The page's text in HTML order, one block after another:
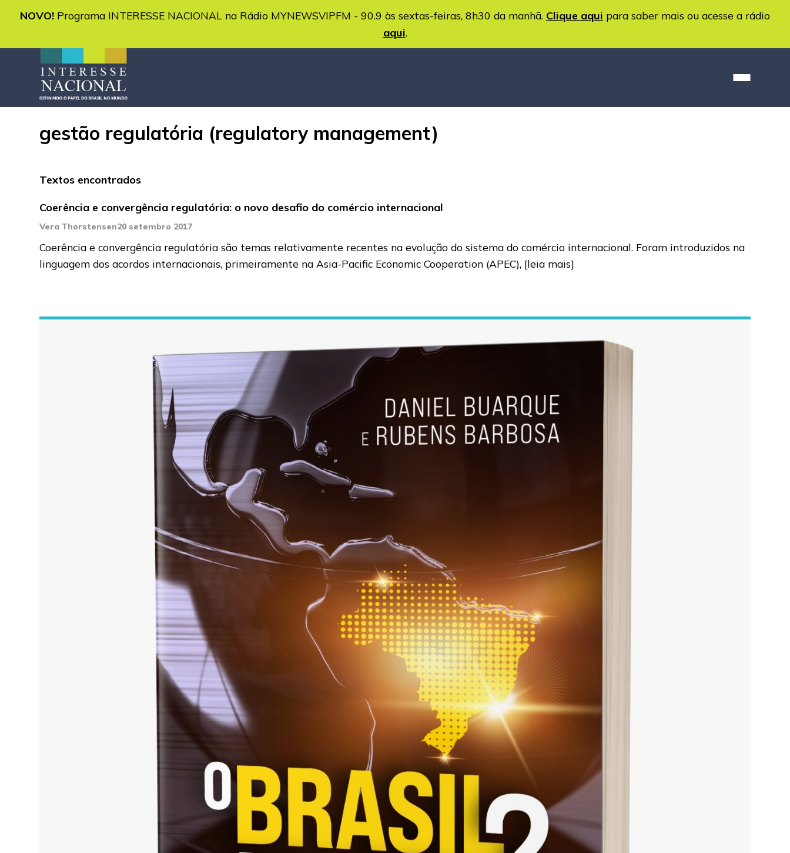
NOVO! Programa INTERESSE NACIONAL na Rádio MYNEWSVIPFM - 90.9 às sextas-feiras, 8h30 da manhã. Clique aqui para saber mais ou acesse a rádio
aqui.
gestão regulatória (regulatory management)
Textos encontrados
Coerência e convergência regulatória: o novo desafio do comércio internacional
Vera Thorstensen20 setembro 2017
Coerência e convergência regulatória são temas relativamente recentes na evolução do sistema do comércio internacional. Foram introduzidos na
linguagem dos acordos internacionais, primeiramente na Asia-Pacific Economic Cooperation (APEC), [leia mais]